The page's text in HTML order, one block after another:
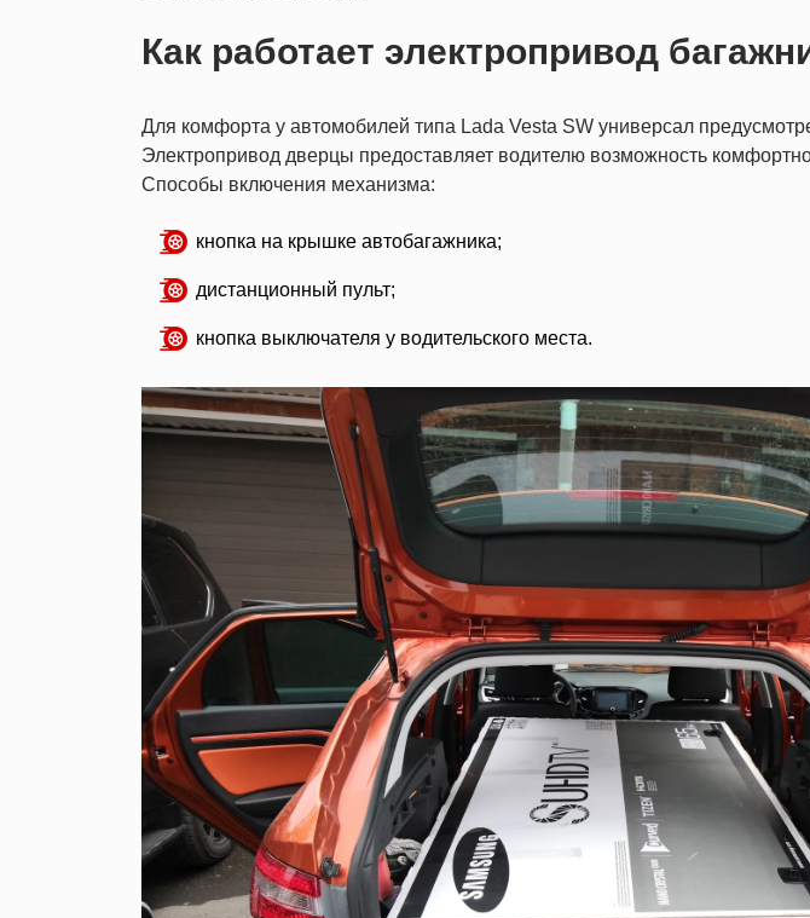
Как работает электропривод
Для комфорта у автомобилей типа Lada Vesta SW универсал
Электропривод дверцы предоставляет водителю возможность
Способы включения механизма:
кнопка на крышке автобагажника;
дистанционный пульт;
кнопка выключателя у водительского места.